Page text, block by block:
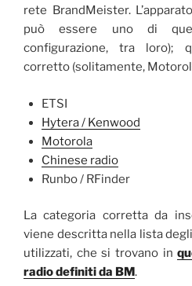
rete BrandMeister.
può essere uno di
configurazione, tra loro);
corretto (solitamente,
ETSI
Hytera / Kenwood
Motorola
Chinese radio
Runbo / RFinder
La categoria corretta da
viene descritta nella lista
utilizzati, che si trovano in
radio definiti da BM.